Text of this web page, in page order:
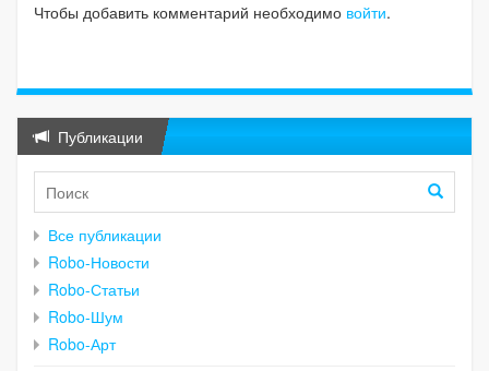
Чтобы добавить комментарий необходимо войти.
Публикации
Все публикации
Robo-Новости
Robo-Статьи
Robo-Шум
Robo-Арт